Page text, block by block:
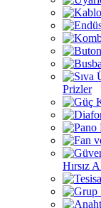
Prizler
Hırsız